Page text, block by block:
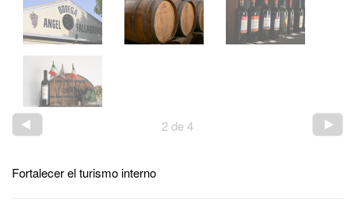
2de4
Fortalecer el turismo interno